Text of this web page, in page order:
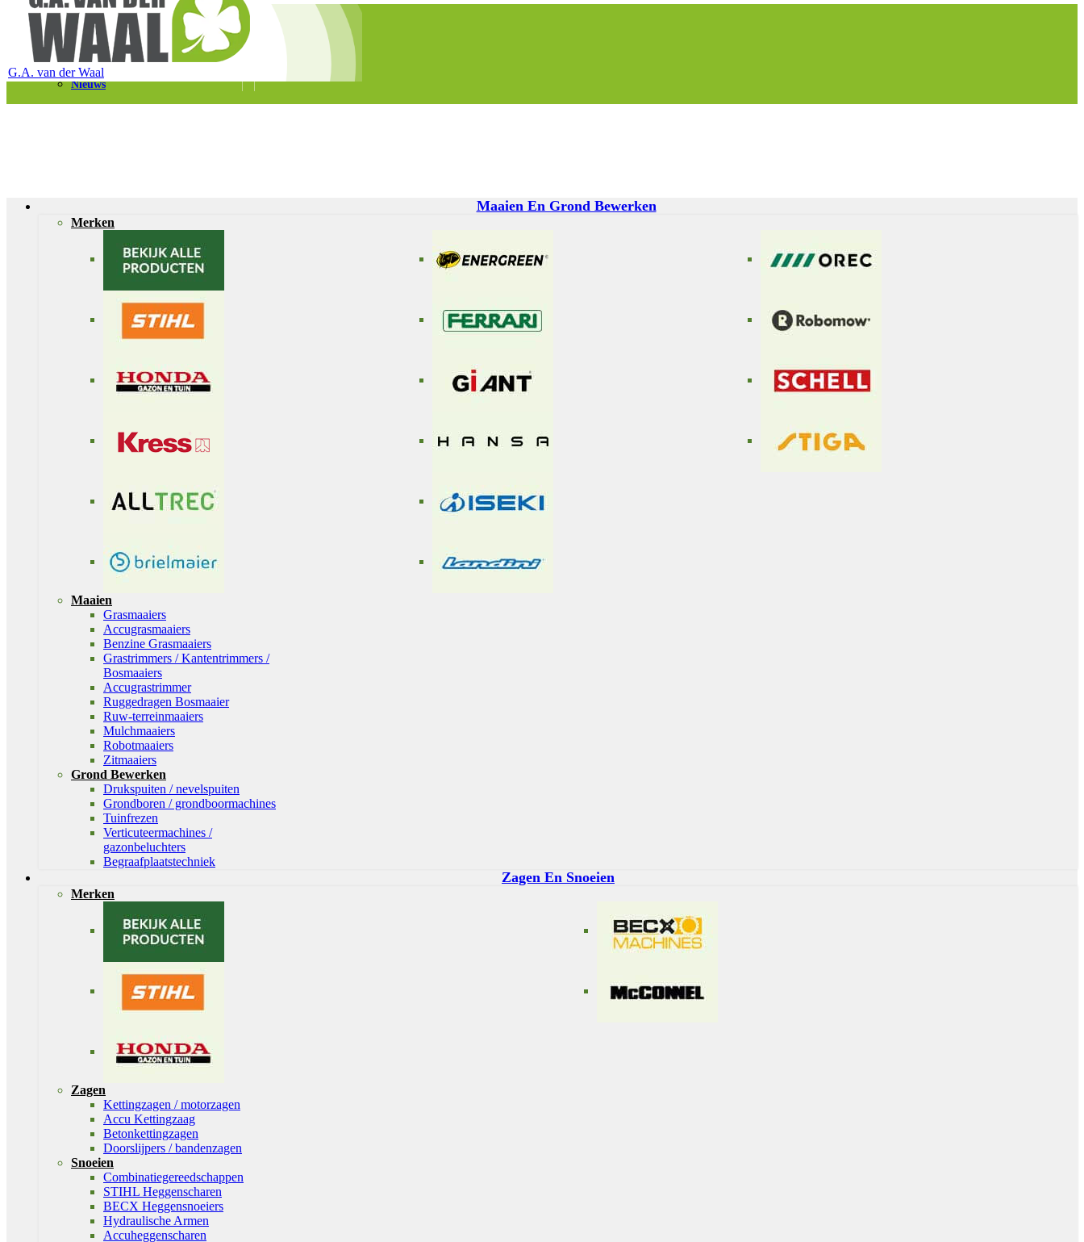
Telefoon 0180 – 421399
Schaapherderweg 6, 2988 CK Ridderkerk
Vacatures
Nieuws
G.A. van der Waal
Maaien En Grond Bewerken
Merken
Maaien
Grasmaaiers
Accugrasmaaiers
Benzine Grasmaaiers
Grastrimmers / Kantentrimmers /
Bosmaaiers
Accugrastrimmer
Ruggedragen Bosmaaier
Ruw-terreinmaaiers
Mulchmaaiers
Robotmaaiers
Zitmaaiers
Grond Bewerken
Drukspuiten / nevelspuiten
Grondboren / grondboormachines
Tuinfrezen
Verticuteermachines /
gazonbeluchters
Begraafplaatstechniek
Zagen En Snoeien
Merken
Zagen
Kettingzagen / motorzagen
Accu Kettingzaag
Betonkettingzagen
Doorslijpers / bandenzagen
Snoeien
Combinatiegereedschappen
STIHL Heggenscharen
BECX Heggensnoeiers
Hydraulische Armen
Accuheggenscharen